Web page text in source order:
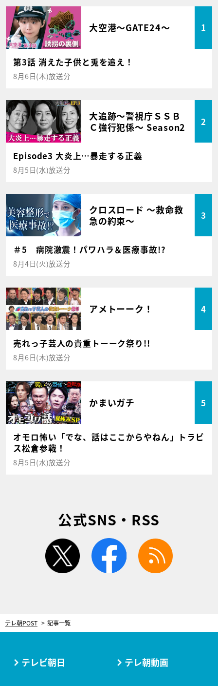
大空港～GATE24～ 1
第3話 消えた子供と兎を追え！
8月6日(木)放送分
大追跡～警視庁ＳＳＢ
Ｃ強行犯係～ Season2
2
Episode3 大炎上…暴走する正義
8月5日(水)放送分
クロスロード ～救命救
急の約束～
3
＃5 病院激震！パワハラ＆医療事故!?
8月4日(火)放送分
アメトーーク！ 4
売れっ子芸人の貴重トーーク祭り!!
8月6日(木)放送分
かまいガチ 5
オモロ怖い「でな、話はここからやねん」トラビ
ス松倉参戦！
8月5日(水)放送分
公式SNS・RSS
twitter facebook
テレ朝POST 記事一覧
テレビ朝日 テレ朝動画